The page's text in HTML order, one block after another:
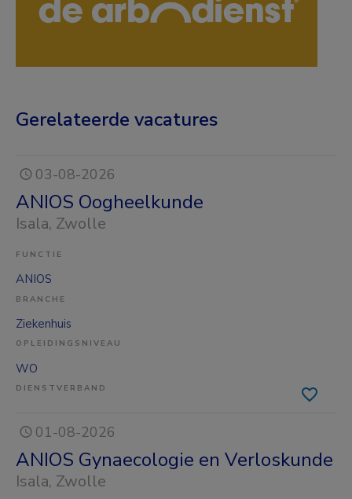
Gerelateerde vacatures
03-08-2026
ANIOS Oogheelkunde
Isala, Zwolle
FUNCTIE
ANIOS
BRANCHE
Ziekenhuis
OPLEIDINGSNIVEAU
WO
DIENSTVERBAND
01-08-2026
ANIOS Gynaecologie en Verloskunde
Isala, Zwolle